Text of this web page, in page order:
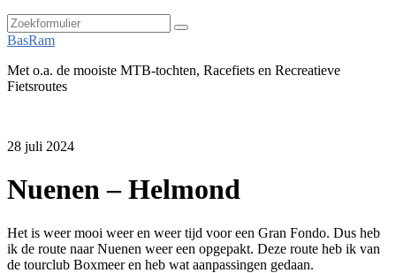
Zoeken
BasRam
Met o.a. de mooiste MTB-tochten, Racefiets en Recreatieve
Fietsroutes
28 juli 2024
Nuenen – Helmond
Het is weer mooi weer en weer tijd voor een Gran Fondo. Dus heb
ik de route naar Nuenen weer een opgepakt. Deze route heb ik van
de tourclub Boxmeer en heb wat aanpassingen gedaan.